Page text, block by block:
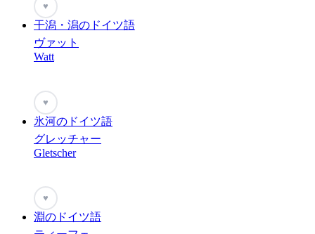
♥
干潟・潟のドイツ語
ヴァット
Watt
♥
氷河のドイツ語
グレッチャー
Gletscher
♥
淵のドイツ語